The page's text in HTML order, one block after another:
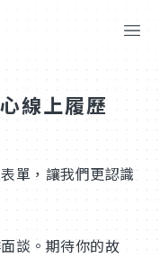
線上履歷
單，讓我們更認識
談。期待你的故